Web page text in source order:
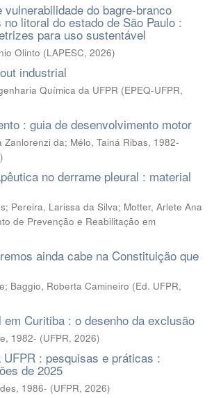
vulnerabilidade do bagre-branco
litoral do estado de São Paulo :
para uso sustentável
Olinto (LAPESC, 2026)
industrial
Química da UFPR (EPEQ-UFPR,
: guia de desenvolvimento motor
da; Mélo, Tainá Ribas, 1982-
)
no derrame pleural : material
Pereira, Larissa da Silva; Motter, Arlete Ana
de Prevenção e Reabilitação em
ainda cabe na Constituição que
Baggio, Roberta Camineiro (Ed. UFPR,
Curitiba : o desenho da exclusão
1982- (UFPR, 2026)
UFPR : pesquisas e práticas :
de 2025
1986- (UFPR, 2026)